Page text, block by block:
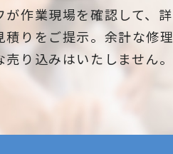
が作業現場を確認して、詳
積りをご提示。余計な修理
売り込みはいたしません。